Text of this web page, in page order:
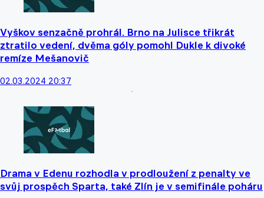
Vyškov senzačně prohrál. Brno na Julisce třikrát
ztratilo vedení, dvěma góly pomohl Dukle k divoké
remíze Mešanovič
02.03.2024 20:37
Drama v Edenu rozhodla v prodloužení z penalty ve
svůj prospěch Sparta, také Zlín je v semifinále poháru